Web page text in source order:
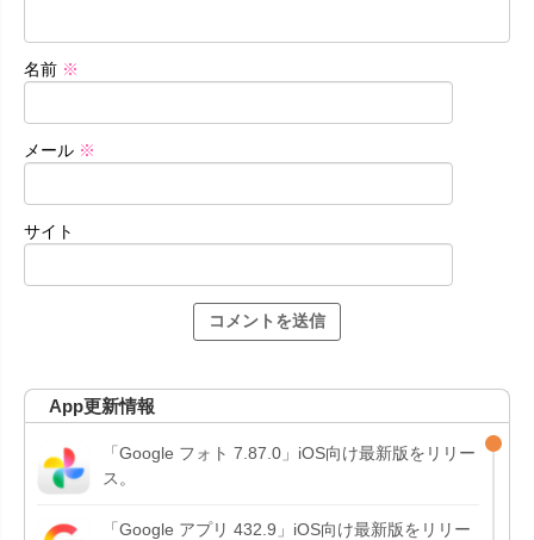
名前 ※
メール ※
サイト
App更新情報
「Google フォト 7.87.0」iOS向け最新版をリリー
ス。
「Google アプリ 432.9」iOS向け最新版をリリー